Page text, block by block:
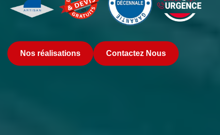
Nos réalisations Contactez Nous